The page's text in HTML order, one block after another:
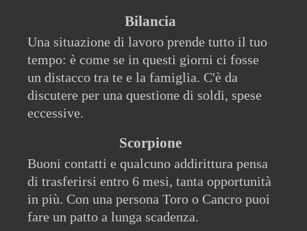
Bilancia
Una situazione di lavoro prende tutto il tuo
tempo: è come se in questi giorni ci fosse
un distacco tra te e la famiglia. C'è da
discutere per una questione di soldi, spese
eccessive.
Scorpione
Buoni contatti e qualcuno addirittura pensa
di trasferirsi entro 6 mesi, tanta opportunità
in più. Con una persona Toro o Cancro puoi
fare un patto a lunga scadenza.